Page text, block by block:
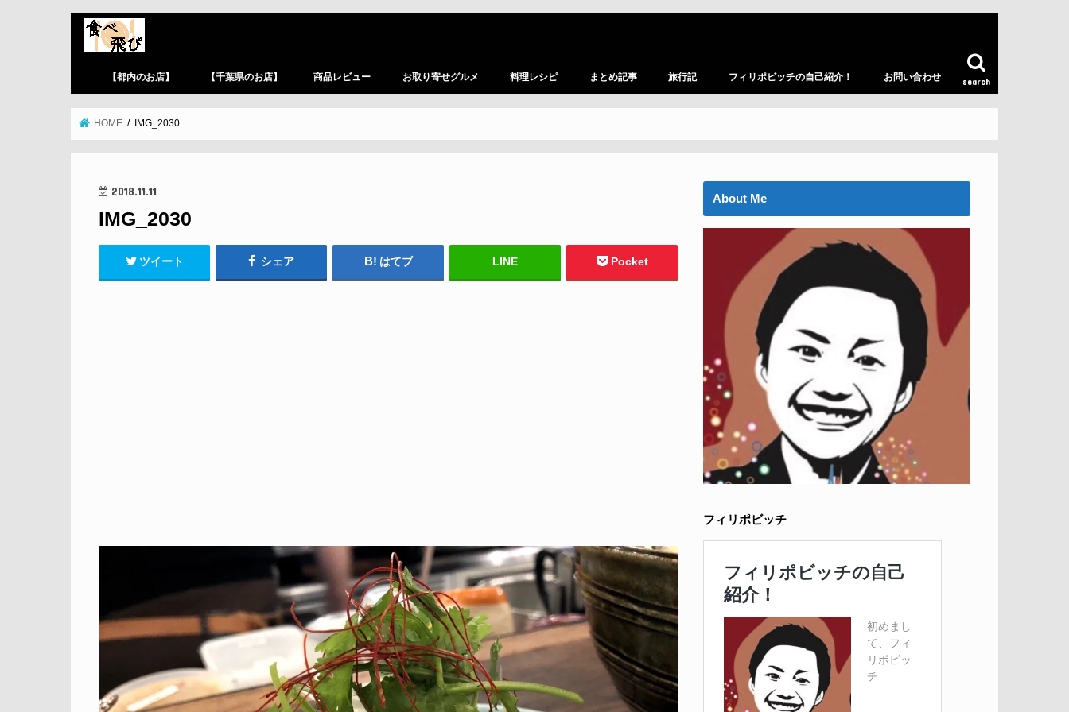
search
【都内のお店】 【千葉県のお店】 商品レビュー お取り寄せグルメ 料理レシピ まとめ記事 旅行記 フィリポビッチの自己紹介！ お問い合わせ
HOME IMG_2030
2018.11.11
IMG_2030
ツイート シェア はてブ LINE Pocket
About Me
フィリポビッチ